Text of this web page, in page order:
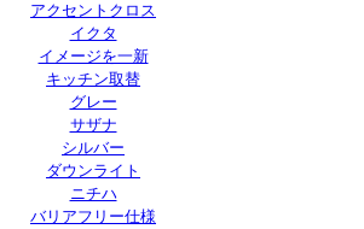
アクセントクロス
イクタ
イメージを一新
キッチン取替
グレー
サザナ
シルバー
ダウンライト
ニチハ
バリアフリー仕様